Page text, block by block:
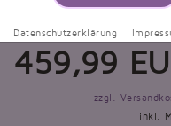
459,99
zzgl.
inkl.
Datenschutzerklärung